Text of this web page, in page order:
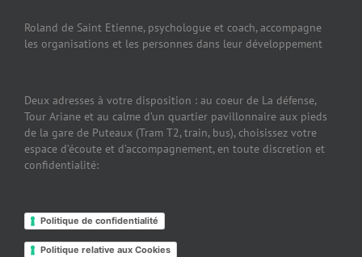
Roland de Saint Etienne, psychologue et coach, accompagne
les organisations et les personnes dans leur développement
Deux adresses à votre disposition : au coeur de La défense,
Tour Ariane et au calme d’un quartier pavillonnaire aux pieds
de la gare de Puteaux (Tram T2, train, bus), choisissez votre
espace d’écoute et d’accompagnement, en toute discretion et
confidentialité:
Politique de confidentialité
Politique relative aux Cookies